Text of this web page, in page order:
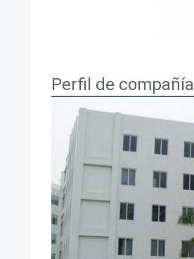
Perfil de compañía